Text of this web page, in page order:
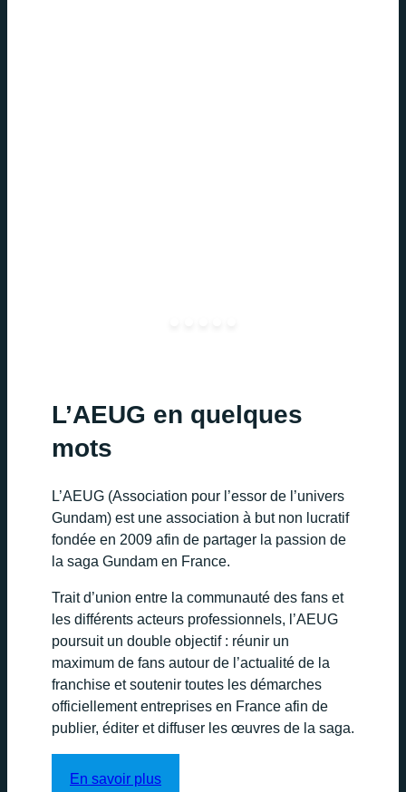
L’AEUG en quelques
mots
L’AEUG (Association pour l’essor de l’univers
Gundam) est une association à but non lucratif
fondée en 2009 afin de partager la passion de
la saga Gundam en France.
Trait d’union entre la communauté des fans et
les différents acteurs professionnels, l’AEUG
poursuit un double objectif : réunir un
maximum de fans autour de l’actualité de la
franchise et soutenir toutes les démarches
officiellement entreprises en France afin de
publier, éditer et diffuser les œuvres de la saga.
En savoir plus